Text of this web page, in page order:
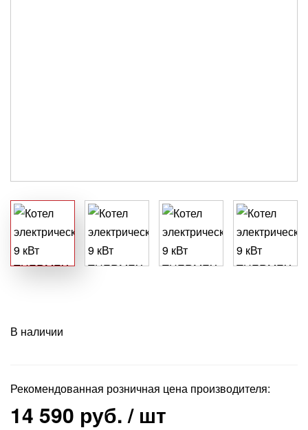
В наличии
Рекомендованная розничная цена производителя:
14 590 руб./ шт